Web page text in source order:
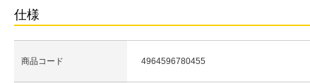
仕様
商品コード 4964596780455